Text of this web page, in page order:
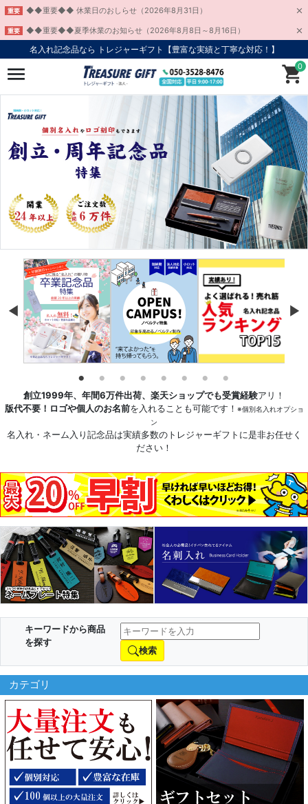
重要 ◆◆重要◆◆ 休業日のおしらせ（2026年8月31日）
重要
◆◆重要◆◆夏季休業のお知らせ（2026年8月8日～8月16日）
名入れ記念品なら トレジャーギフト【豊富な実績と丁寧な対応！】
0
創立1999年、年間6万件出荷、楽天ショップでも受賞経験アリ！
版代不要！ロゴや個人のお名前を入れることも可能です！ ※個別名入れオプショ
ン
名入れ・ネーム入り記念品は実績多数のトレジャーギフトに是非お任せく
ださい！
キーワードから商品
を探す
検索
カテゴリ